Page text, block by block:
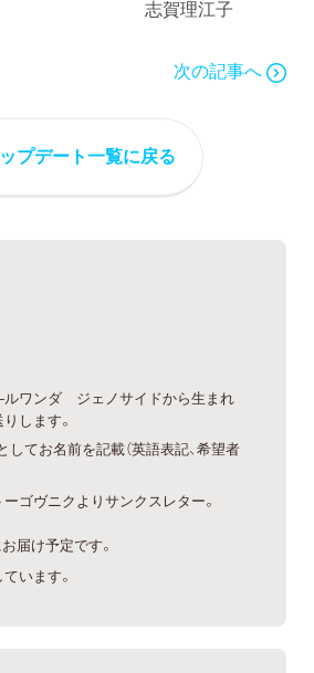
志賀理江子
次の記事へ
プデート一覧に戻る
ワンダ ジェノサイドから生まれ
します。
してお名前を記載（英語表記、希望者
ーゴヴニクよりサンクスレター。
届け予定です。
います。